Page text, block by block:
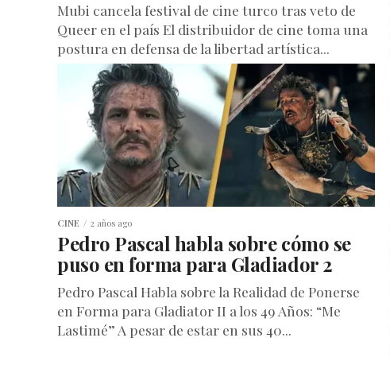
Mubi cancela festival de cine turco tras veto de
Queer en el país El distribuidor de cine toma una
postura en defensa de la libertad artística...
CINE 2 años ago
Pedro Pascal habla sobre cómo se
puso en forma para Gladiador 2
Pedro Pascal Habla sobre la Realidad de Ponerse
en Forma para Gladiator II a los 49 Años: “Me
Lastimé” A pesar de estar en sus 40...